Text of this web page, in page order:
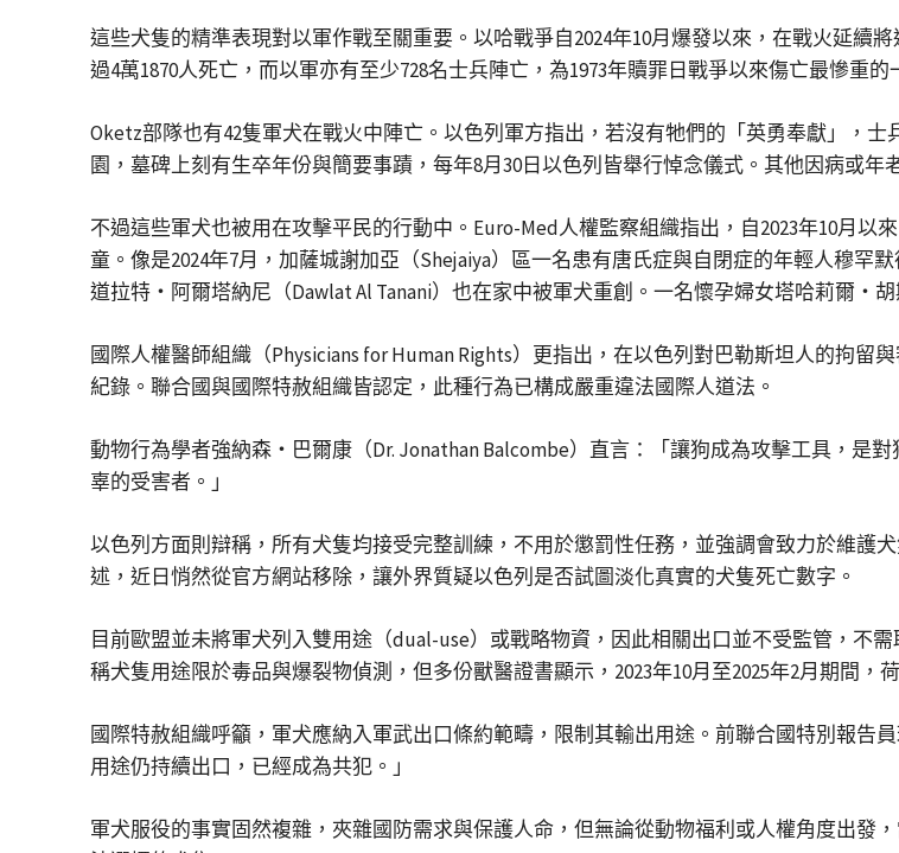
這些犬隻的精準表現對以軍作戰至關重要。以哈戰爭自2024年10月爆發以來，在戰火延續
過4萬1870人死亡，而以軍亦有至少728名士兵陣亡，為1973年贖罪日戰爭以來傷亡最慘重的
Oketz部隊也有42隻軍犬在戰火中陣亡。以色列軍方指出，若沒有牠們的「英勇奉獻」，
園，墓碑上刻有生卒年份與簡要事蹟，每年8月30日以色列皆舉行悼念儀式。其他因病或年
不過這些軍犬也被用在攻擊平民的行動中。Euro-Med人權監察組織指出，自2023年10月
童。像是2024年7月，加薩城謝加亞（Shejaiya）區一名患有唐氏症與自閉症的年輕人穆罕
道拉特・阿爾塔納尼（Dawlat Al Tanani）也在家中被軍犬重創。一名懷孕婦女塔哈莉爾・
國際人權醫師組織（Physicians for Human Rights）更指出，在以色列對巴勒斯坦人的拘
紀錄。聯合國與國際特赦組織皆認定，此種行為已構成嚴重違法國際人道法。
動物行為學者強納森・巴爾康（Dr. Jonathan Balcombe）直言：「讓狗成為攻擊工具，是
辜的受害者。」
以色列方面則辯稱，所有犬隻均接受完整訓練，不用於懲罰性任務，並強調會致力於維護
述，近日悄然從官方網站移除，讓外界質疑以色列是否試圖淡化真實的犬隻死亡數字。
目前歐盟並未將軍犬列入雙用途（dual-use）或戰略物資，因此相關出口並不受監管，不
稱犬隻用途限於毒品與爆裂物偵測，但多份獸醫證書顯示，2023年10月至2025年2月期間，
國際特赦組織呼籲，軍犬應納入軍武出口條約範疇，限制其輸出用途。前聯合國特別報告
用途仍持續出口，已經成為共犯。」
軍犬服役的事實固然複雜，夾雜國防需求與保護人命，但無論從動物福利或人權角度出發